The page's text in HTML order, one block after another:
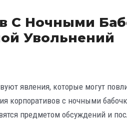
С Ночными
Увольнений
явления, которые могут
корпоративов с ночными
предметом обсуждений и